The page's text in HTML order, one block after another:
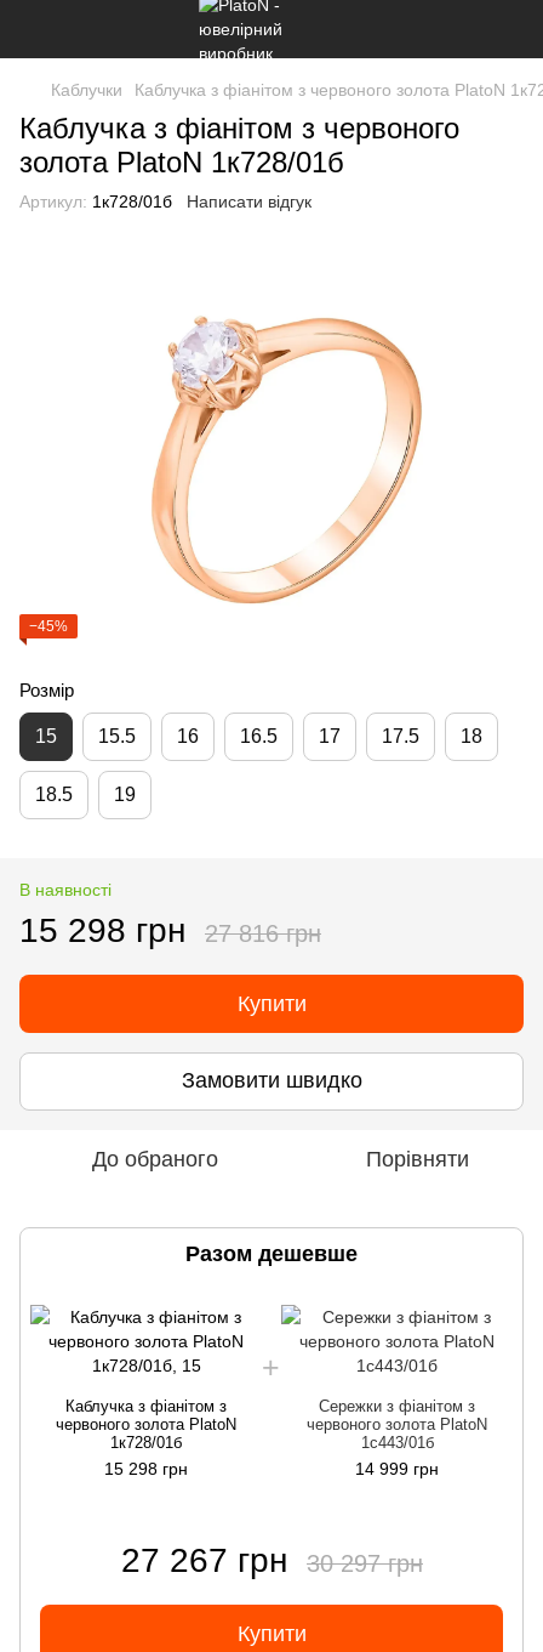
Каблучки Каблучка з фіанітом з червоного золота PlatoN
Каблучка з фіанітом з червоного
золота PlatoN 1к728/01б
Артикул: 1к728/01б Написати відгук
−45%
Розмір
15 15.5 16 16.5 17 17.5 18
18.5 19
В наявності
15 298 грн 27 816 грн
Купити
Замовити швидко
До обраного Порівняти
Разом дешевше
Каблучка з фіанітом з
червоного золота PlatoN
1к728/01б
15 298 грн
Сережки з фіанітом з
червоного золота PlatoN
1с443/01б
14 999 грн
27 267 грн 30 297 грн
Купити